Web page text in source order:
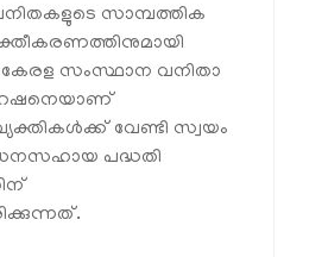
സാമ്പത്തിക
കേരള സംസ്ഥാന വനിതാ
വേണ്ടി സ്വയം
പദ്ധതി